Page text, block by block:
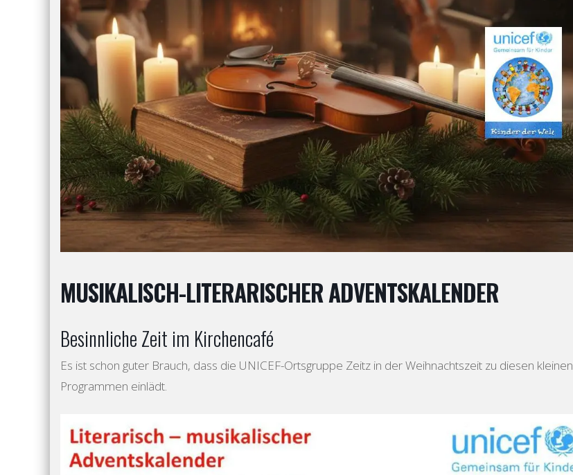
MUSIKALISCH-LITERARISCHER ADVENTSKALENDER
Besinnliche Zeit im Kirchencafé
Es ist schon guter Brauch, dass die UNICEF-Ortsgruppe Zeitz in der Weihnachtszeit zu diesen kleinen
Programmen einlädt.